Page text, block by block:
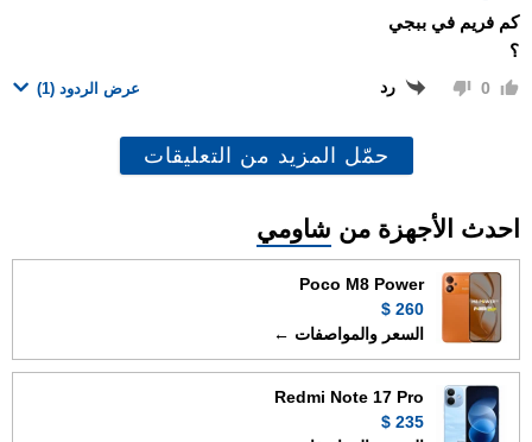
كم فريم في ببجي
؟
0 رد عرض الردود (1)
حمّل المزيد من التعليقات
احدث الأجهزة من شاومي
Poco M8 Power
260 $
السعر والمواصفات ←
Redmi Note 17 Pro
235 $